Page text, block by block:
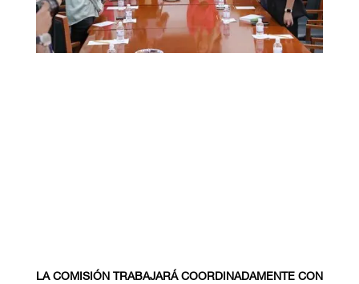
LA COMISIÓN TRABAJARÁ COORDINADAMENTE CON